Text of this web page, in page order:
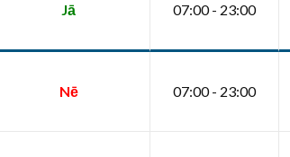
Jā 07:00 - 23:00
Nē 07:00 - 23:00